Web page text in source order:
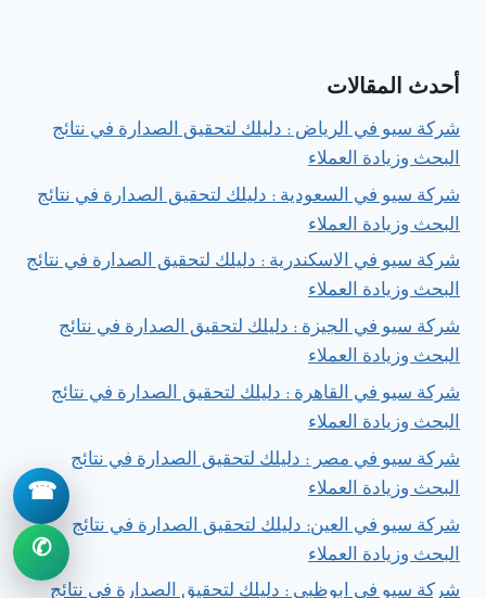
أحدث المقالات
شركة سيو في الرياض : دليلك لتحقيق الصدارة في نتائج
البحث وزيادة العملاء
شركة سيو في السعودية : دليلك لتحقيق الصدارة في نتائج
البحث وزيادة العملاء
شركة سيو في الاسكندرية : دليلك لتحقيق الصدارة في نتائج
البحث وزيادة العملاء
شركة سيو في الجيزة : دليلك لتحقيق الصدارة في نتائج
البحث وزيادة العملاء
شركة سيو في القاهرة : دليلك لتحقيق الصدارة في نتائج
البحث وزيادة العملاء
شركة سيو في مصر : دليلك لتحقيق الصدارة في نتائج
البحث وزيادة العملاء
شركة سيو في العين: دليلك لتحقيق الصدارة في نتائج
البحث وزيادة العملاء
شركة سيو في ابوظبي : دليلك لتحقيق الصدارة في نتائج
☎
✆